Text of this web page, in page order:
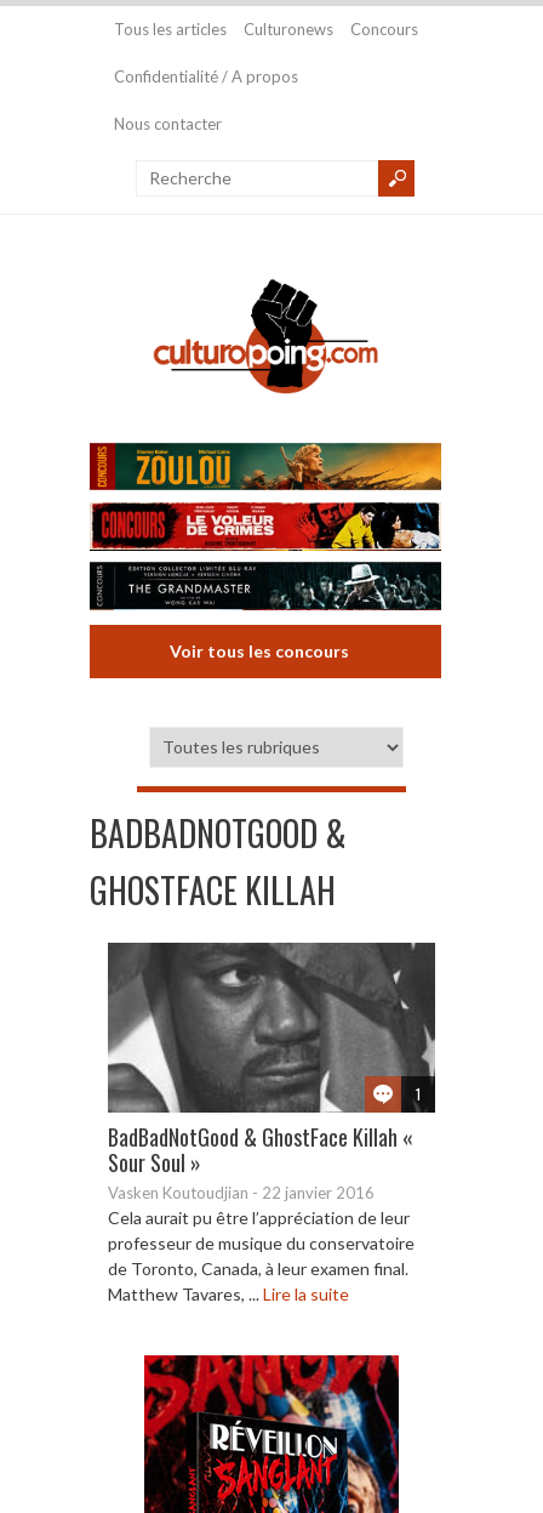
Tous les articles Culturonews Concours
Confidentialité / A propos
Nous contacter
Voir tous les concours
BADBADNOTGOOD &
GHOSTFACE KILLAH
1
BadBadNotGood & GhostFace Killah «
Sour Soul »
Vasken Koutoudjian - 22 janvier 2016
Cela aurait pu être l’appréciation de leur
professeur de musique du conservatoire
de Toronto, Canada, à leur examen final.
Matthew Tavares, ...Lire la suite